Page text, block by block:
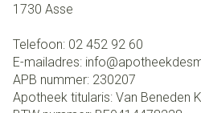
1730 Asse
Telefoon: 02 452 92 60
E-mailadres: info@
APB nummer: 230207
Apotheek titularis: Van Beneden